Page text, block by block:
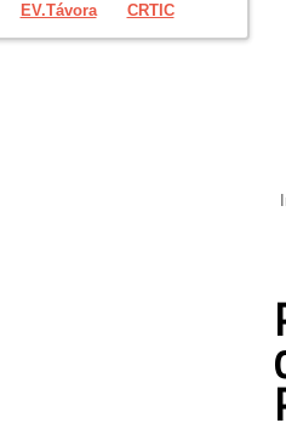
EV.Távora CRTIC